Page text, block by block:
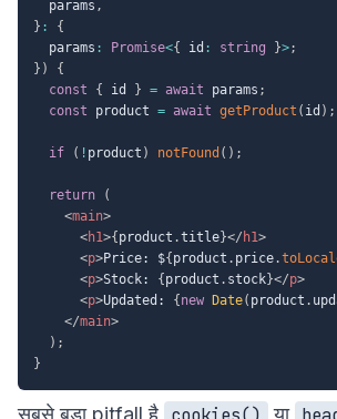
  params
,
} :
{
  params
: Promise<{ id : string }>;
} )
{
const
{ id } = await params ;
const product = await getProduct ( id ) ;
if ( ! product ) notFound ( ) ;
return
(
<main>
<h1>{ product .title}</ h1>
<p>Price: ${ product . price.
<p>Stock: { product . stock}</p>
<p>Updated: { new Date( product .
</main>
) ;
}
सबसे बड़ा pitfall है या